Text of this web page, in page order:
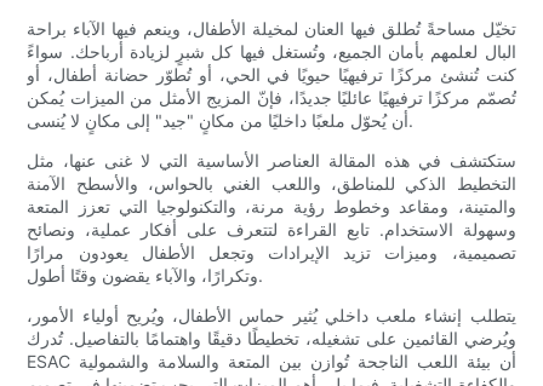
تخيّل مساحةً تُطلق فيها العنان لمخيلة الأطفال، وينعم فيها الآباء براحة
البال لعلمهم بأمان الجميع، وتُستغل فيها كل شبرٍ لزيادة أرباحك. سواءً
كنت تُنشئ مركزًا ترفيهيًا حيويًا في الحي، أو تُطوّر حضانة أطفال، أو
تُصمّم مركزًا ترفيهيًا عائليًا جديدًا، فإنّ المزيج الأمثل من الميزات يُمكن
أن يُحوّل ملعبًا داخليًا من مكانٍ "جيد" إلى مكانٍ لا يُنسى.
ستكتشف في هذه المقالة العناصر الأساسية التي لا غنى عنها، مثل
التخطيط الذكي للمناطق، واللعب الغني بالحواس، والأسطح الآمنة
والمتينة، ومقاعد وخطوط رؤية مرنة، والتكنولوجيا التي تعزز المتعة
وسهولة الاستخدام. تابع القراءة لتتعرف على أفكار عملية، ونصائح
تصميمية، وميزات تزيد الإيرادات وتجعل الأطفال يعودون مرارًا
وتكرارًا، والآباء يقضون وقتًا أطول.
يتطلب إنشاء ملعب داخلي يُثير حماس الأطفال، ويُريح أولياء الأمور،
ويُرضي القائمين على تشغيله، تخطيطًا دقيقًا واهتمامًا بالتفاصيل. تُدرك
ESAC أن بيئة اللعب الناجحة تُوازن بين المتعة والسلامة والشمولية